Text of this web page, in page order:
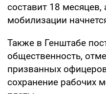
составит 18 месяцев,
мобилизации
Также в Генштабе
общественность,
призванных
сохранение рабочих